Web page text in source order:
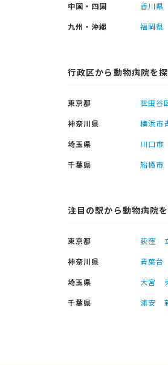
中国・四国
香川県
九州・沖縄
福岡県
行政区から動物病院を
東京都 世田谷
神奈川県
横浜市
埼玉県
川口市
千葉県
船橋市
注目の駅から動物病院
東京都 荻窪
神奈川県
青葉台
埼玉県
大宮
千葉県
浦安